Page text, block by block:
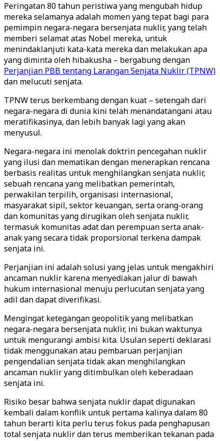
Peringatan 80 tahun peristiwa yang mengubah hidup
mereka selamanya adalah momen yang tepat bagi para
pemimpin negara-negara bersenjata nuklir, yang telah
memberi selamat atas Nobel mereka, untuk
menindaklanjuti kata-kata mereka dan melakukan apa
yang diminta oleh hibakusha – bergabung dengan
Perjanjian PBB tentang Larangan Senjata Nuklir (TPNW)
dan melucuti senjata.
TPNW terus berkembang dengan kuat – setengah dari
negara-negara di dunia kini telah menandatangani atau
meratifikasinya, dan lebih banyak lagi yang akan
menyusul.
Negara-negara ini menolak doktrin pencegahan nuklir
yang ilusi dan mematikan dengan menerapkan rencana
berbasis realitas untuk menghilangkan senjata nuklir,
sebuah rencana yang melibatkan pemerintah,
perwakilan terpilih, organisasi internasional,
masyarakat sipil, sektor keuangan, serta orang-orang
dan komunitas yang dirugikan oleh senjata nuklir,
termasuk komunitas adat dan perempuan serta anak-
anak yang secara tidak proporsional terkena dampak
senjata ini.
Perjanjian ini adalah solusi yang jelas untuk mengakhiri
ancaman nuklir karena menyediakan jalur di bawah
hukum internasional menuju perlucutan senjata yang
adil dan dapat diverifikasi.
Mengingat ketegangan geopolitik yang melibatkan
negara-negara bersenjata nuklir, ini bukan waktunya
untuk mengurangi ambisi kita. Usulan seperti deklarasi
tidak menggunakan atau pembaruan perjanjian
pengendalian senjata tidak akan menghilangkan
ancaman nuklir yang ditimbulkan oleh keberadaan
senjata ini.
Risiko besar bahwa senjata nuklir dapat digunakan
kembali dalam konflik untuk pertama kalinya dalam 80
tahun berarti kita perlu terus fokus pada penghapusan
total senjata nuklir dan terus memberikan tekanan pada